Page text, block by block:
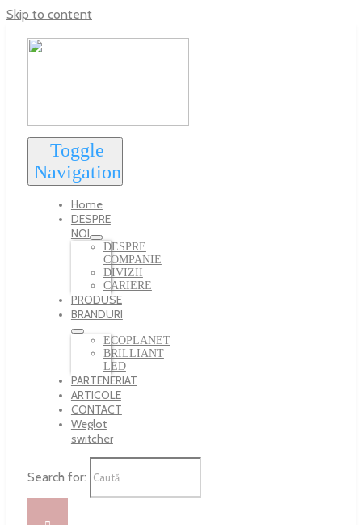
Skip to content
Toggle
Navigation
Home
DESPRE
NOI
DESPRE
COMPANIE
DIVIZII
CARIERE
PRODUSE
BRANDURI
ECOPLANET
BRILLIANT
LED
PARTENERIAT
ARTICOLE
CONTACT
Weglot
switcher
Search for: